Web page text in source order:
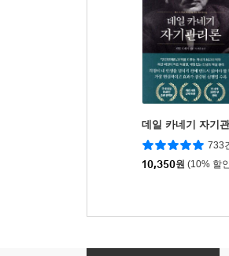
데일 카네기 자기
733
10,350원 (10% 할